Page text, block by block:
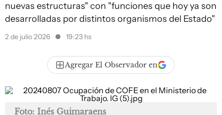
nuevas estructuras" con "funciones que hoy ya son
desarrolladas por distintos organismos del Estado"
2 de julio 2026 19:23 hs
Agregar El Observador en
Foto: Inés Guimaraens